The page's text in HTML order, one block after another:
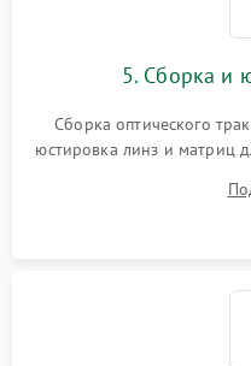
5. Сборка и
Сборка оптического
юстировка линз и матриц
и устранения
шлейфов, установка